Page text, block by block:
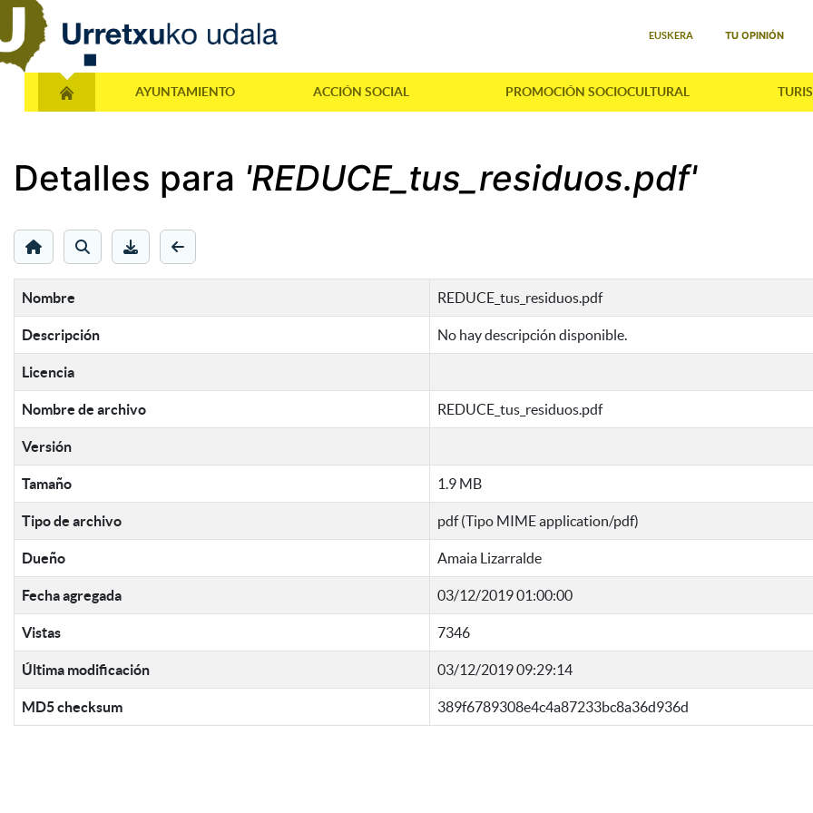
EUSKERA TU OPINIÓN
AYUNTAMIENTO ACCIÓN SOCIAL PROMOCIÓN SOCIOCULTURAL
Detalles para 'REDUCE_tus_residuos.pdf'
Nombre REDUCE_tus_residuos.pdf
Descripción No hay descripción disponible.
Licencia
Nombre de archivo REDUCE_tus_residuos.pdf
Versión
Tamaño 1.9 MB
Tipo de archivo pdf (Tipo MIME application/pdf)
Dueño Amaia Lizarralde
Fecha agregada 03/12/2019 01:00:00
Vistas 7346
Última modificación 03/12/2019 09:29:14
MD5 checksum 389f6789308e4c4a87233bc8a36d936d